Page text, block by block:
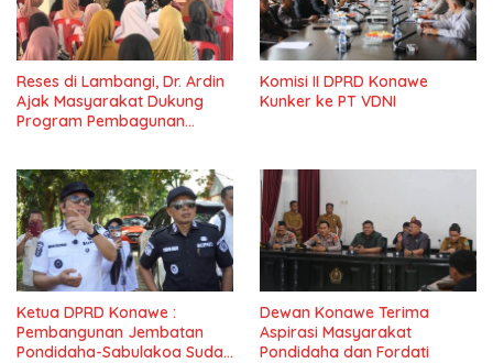
Reses di Lambangi, Dr. Ardin
Ajak Masyarakat Dukung
Program Pembagunan
Komisi II DPRD Konawe
Kunker ke PT VDNI
Ketua DPRD Konawe :
Pembangunan Jembatan
Pondidaha-Sabulakoa Sudah
Dewan Konawe Terima
Aspirasi Masyarakat
Pondidaha dan Fordati